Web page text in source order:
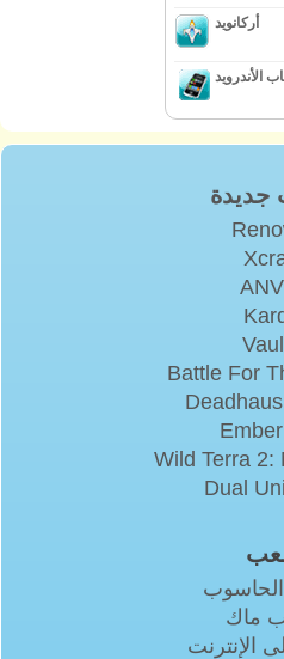
أركانويد
جديدة
Battle For
Wild Terra 2:
Dual
الحاسوب
ماك
الإنترنت